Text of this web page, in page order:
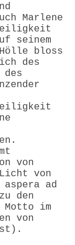
Marlene
seinem
bloss
des
des
von
Licht von
ad
den
im
von